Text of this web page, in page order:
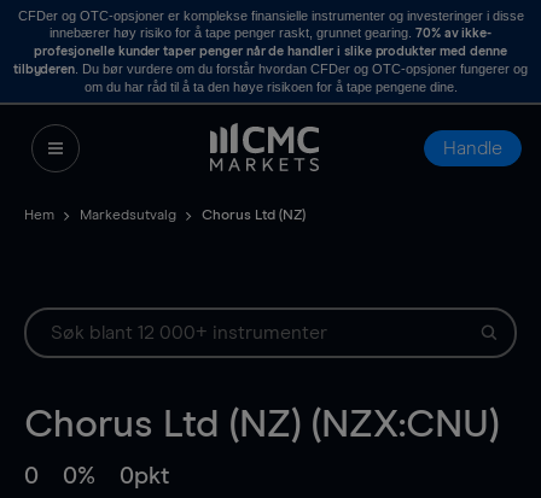
CFDer og OTC-opsjoner er komplekse finansielle instrumenter og investeringer i disse
innebærer høy risiko for å tape penger raskt, grunnet gearing. 70% av ikke-
profesjonelle kunder taper penger når de handler i slike produkter med denne
tilbyderen . Du bør vurdere om du forstår hvordan CFDer og OTC-opsjoner fungerer og
om du har råd til å ta den høye risikoen for å tape pengene dine.
Handle
Hem Markedsutvalg Chorus Ltd (NZ)
Chorus Ltd (NZ) (NZX:CNU)
0 0% 0pkt